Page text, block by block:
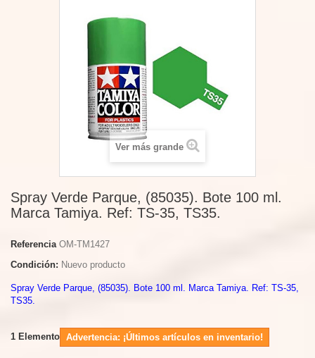
Ver más grande
Spray Verde Parque, (85035). Bote 100 ml.
Marca Tamiya. Ref: TS-35, TS35.
Referencia OM-TM1427
Condición: Nuevo producto
Spray Verde Parque, (85035). Bote 100 ml. Marca Tamiya. Ref: TS-35,
TS35.
1 Elemento Advertencia: ¡Últimos artículos en inventario!